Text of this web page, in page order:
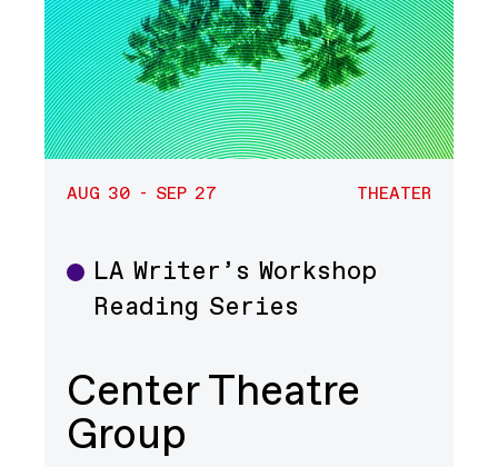
AUG 30 - SEP 27 THEATER
Theater
LA Writer’s Workshop
Reading Series
Center Theatre
Group